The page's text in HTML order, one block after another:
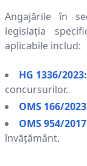
Angajările în
legislația
aplicabile includ:
HG 1336/2023:
concursurilor.
OMS 166/
OMS 954/
învățământ.